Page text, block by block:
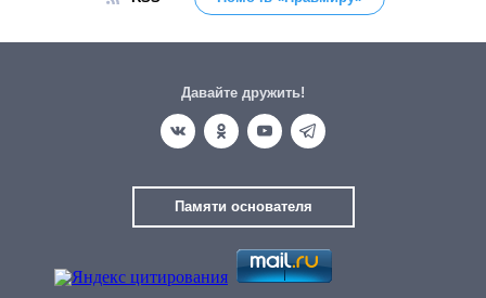
Давайте дружить!
Памяти основателя